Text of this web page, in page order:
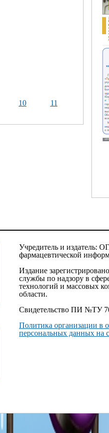
10
11
Учредитель и издатель:
фармацевтической
Издание
службы по надзору в
технологий и массовых
области.
Свидетельство ПИ №ТУ
Политика организации в
персональных данных на